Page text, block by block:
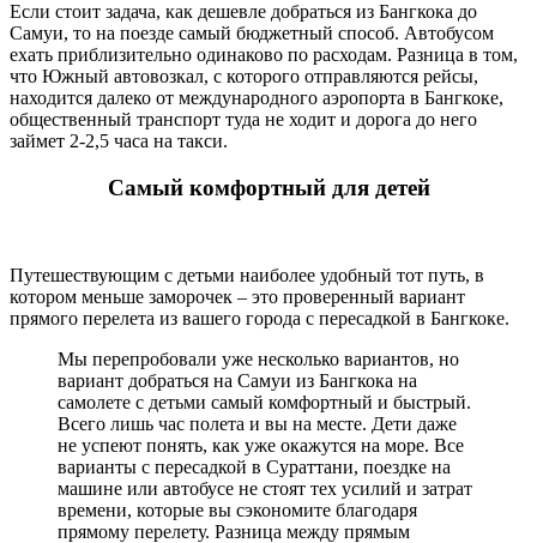
Если стоит задача, как дешевле добраться из Бангкока до
Самуи, то на поезде самый бюджетный способ. Автобусом
ехать приблизительно одинаково по расходам. Разница в том,
что Южный автовозкал, с которого отправляются рейсы,
находится далеко от международного аэропорта в Бангкоке,
общественный транспорт туда не ходит и дорога до него
займет 2-2,5 часа на такси.
Самый комфортный для детей
Путешествующим с детьми наиболее удобный тот путь, в
котором меньше заморочек – это проверенный вариант
прямого перелета из вашего города с пересадкой в Бангкоке.
Мы перепробовали уже несколько вариантов, но
вариант добраться на Самуи из Бангкока на
самолете с детьми самый комфортный и быстрый.
Всего лишь час полета и вы на месте. Дети даже
не успеют понять, как уже окажутся на море. Все
варианты с пересадкой в Сураттани, поездке на
машине или автобусе не стоят тех усилий и затрат
времени, которые вы сэкономите благодаря
прямому перелету. Разница между прямым